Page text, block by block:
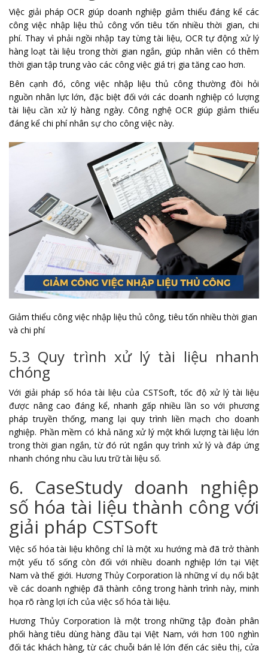
Việc giải pháp OCR giúp doanh nghiệp giảm thiểu đáng kể các
công việc nhập liệu thủ công vốn tiêu tốn nhiều thời gian, chi
phí. Thay vì phải ngồi nhập tay từng tài liệu, OCR tự động xử lý
hàng loạt tài liệu trong thời gian ngắn, giúp nhân viên có thêm
thời gian tập trung vào các công việc giá trị gia tăng cao hơn.
Bên cạnh đó, công việc nhập liệu thủ công thường đòi hỏi
nguồn nhân lực lớn, đặc biệt đối với các doanh nghiệp có lượng
tài liệu cần xử lý hàng ngày. Công nghệ OCR giúp giảm thiểu
đáng kể chi phí nhân sự cho công việc này.
Giảm thiểu công việc nhập liệu thủ công, tiêu tốn nhiều thời gian
và chi phí
5.3 Quy trình xử lý tài liệu nhanh
chóng
Với giải pháp số hóa tài liệu của CSTSoft, tốc độ xử lý tài liệu
được nâng cao đáng kể, nhanh gấp nhiều lần so với phương
pháp truyền thống, mang lại quy trình liền mạch cho doanh
nghiệp. Phần mềm có khả năng xử lý một khối lượng tài liệu lớn
trong thời gian ngắn, từ đó rút ngắn quy trình xử lý và đáp ứng
nhanh chóng nhu cầu lưu trữ tài liệu số.
6. CaseStudy doanh nghiệp
số hóa tài liệu thành công với
giải pháp CSTSoft
Việc số hóa tài liệu không chỉ là một xu hướng mà đã trở thành
một yếu tố sống còn đối với nhiều doanh nghiệp lớn tại Việt
Nam và thế giới. Hương Thủy Corporation là những ví dụ nổi bật
về các doanh nghiệp đã thành công trong hành trình này, minh
họa rõ ràng lợi ích của việc số hóa tài liệu.
Hương Thủy Corporation là một trong những tập đoàn phân
phối hàng tiêu dùng hàng đầu tại Việt Nam, với hơn 100 nghìn
đối tác khách hàng, từ các chuỗi bán lẻ lớn đến các siêu thị, cửa